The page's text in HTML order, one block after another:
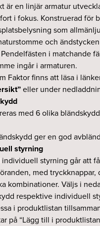
är en linjär armatur
i fokus. Konstruerad för
som
och
i matchande
ingår i armaturen.
Faktor finns att läsa i
eller under
med 6 olika
ger en god
styrning
individuell styrning går att
med tryckknappar,
kombinationer. Väljs i
respektive individuell
i produktlistan
på “Lägg till i